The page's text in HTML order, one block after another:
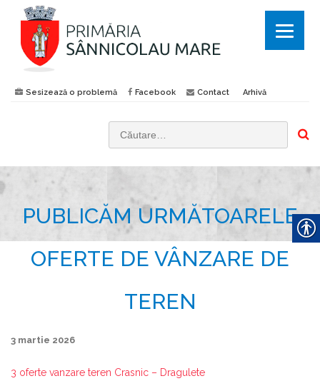
Sesizează o problemă Facebook Contact Arhivă
PUBLICĂM URMĂTOARELE
OFERTE DE VÂNZARE DE
TEREN
3 martie 2026
3 oferte vanzare teren Crasnic – Dragulete